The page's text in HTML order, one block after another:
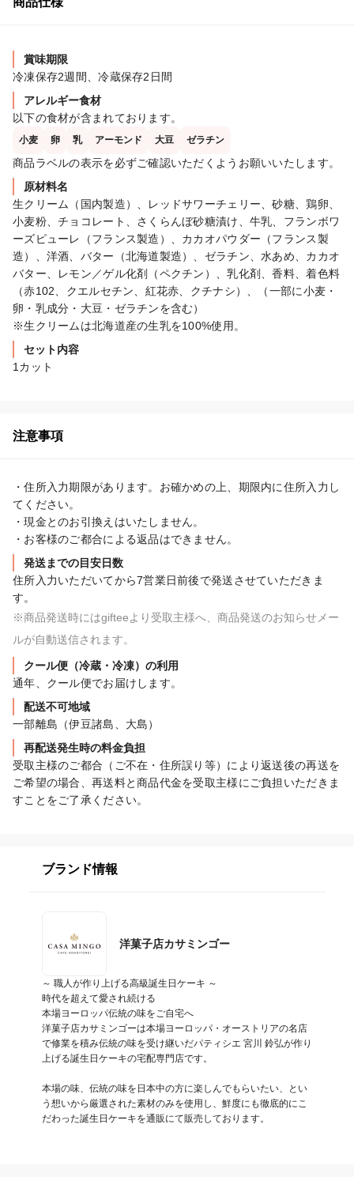
賞味期限
冷凍保存2週間、冷蔵保存2日間
アレルギー食材
以下の食材が含まれております。
小麦 卵 乳 アーモンド 大豆 ゼラチン
商品ラベルの表示を必ずご確認いただくようお願いいたします。
原材料名
生クリーム（国内製造）、レッドサワーチェリー、砂糖、鶏卵、
小麦粉、チョコレート、さくらんぼ砂糖漬け、牛乳、フランボワ
ーズピューレ（フランス製造）、カカオパウダー（フランス製
造）、洋酒、バター（北海道製造）、ゼラチン、水あめ、カカオ
バター、レモン／ゲル化剤（ペクチン）、乳化剤、香料、着色料
（赤102、クエルセチン、紅花赤、クチナシ）、（一部に小麦・
卵・乳成分・大豆・ゼラチンを含む）
※生クリームは北海道産の生乳を100%使用。
セット内容
1カット
注意事項
・住所入力期限があります。お確かめの上、期限内に住所入力し
てください。
・現金とのお引換えはいたしません。
発送までの目安日数
住所入力いただいてから7営業日前後で発送させていただきま
す。
※商品発送時にはgifteeより受取主様へ、商品発送のお知らせメー
ルが自動送信されます。
クール便（冷蔵・冷凍）の利用
通年、クール便でお届けします。
配送不可地域
一部離島（伊豆諸島、大島）
再配送発生時の料金負担
受取主様のご都合（ご不在・住所誤り等）により返送後の再送を
ご希望の場合、再送料と商品代金を受取主様にご負担いただきま
すことをご了承ください。
ブランド情報
洋菓子店カサミンゴー
～ 職人が作り上げる高級誕生日ケーキ ～
時代を超えて愛され続ける
本場ヨーロッパ伝統の味をご自宅へ
洋菓子店カサミンゴーは本場ヨーロッパ・オーストリアの名店
で修業を積み伝統の味を受け継いだパティシエ 宮川 鈴弘が作り
上げる誕生日ケーキの宅配専門店です。
本場の味、伝統の味を日本中の方に楽しんでもらいたい、とい
う想いから厳選された素材のみを使用し、鮮度にも徹底的にこ
だわった誕生日ケーキを通販にて販売しております。